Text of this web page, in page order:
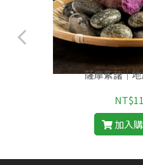
薩摩紫藷｜
加入